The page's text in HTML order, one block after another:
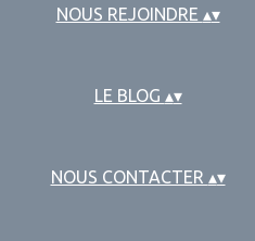
NOUS REJOINDRE ▴▾
LE BLOG ▴▾
NOUS CONTACTER ▴▾